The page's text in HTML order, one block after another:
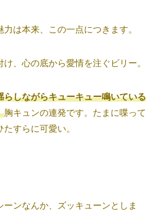
は本来、この一点につきます。
け、心の底から愛情を注ぐビリー。
らしながらキューキュー鳴いている
胸キュンの連発です。たまに喋って
すらに可愛い。
ンなんか、ズッキューンとしま